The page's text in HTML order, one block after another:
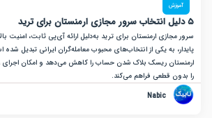
ارمنستان برای ترید به‌دلیل ارائه آی‌پی ثابت، امنیت بالا، پینگ
قطعی فراهم می‌کند.
Nabic